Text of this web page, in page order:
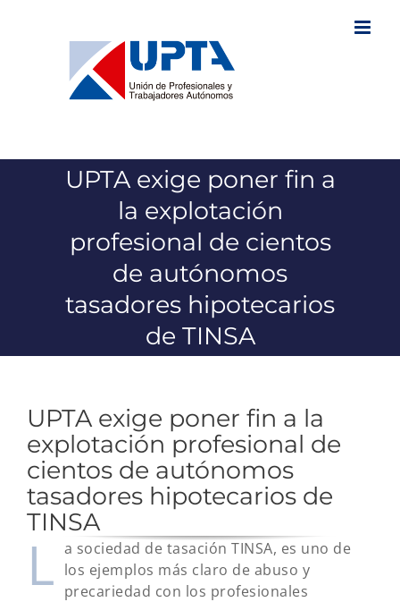
UPTA exige poner fin a
la explotación
profesional de cientos
de autónomos
tasadores hipotecarios
de TINSA
UPTA exige poner fin a la
explotación profesional de
cientos de autónomos
tasadores hipotecarios de
TINSA
L a sociedad de tasación TINSA, es uno de
los ejemplos más claro de abuso y
precariedad con los profesionales